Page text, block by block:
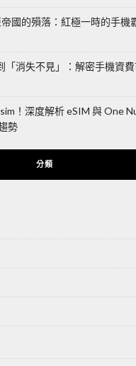
國的殞落：紅極一時的手機
「消失不見」：解密手機資
！深度解析 eSIM 與 One
勢
分類